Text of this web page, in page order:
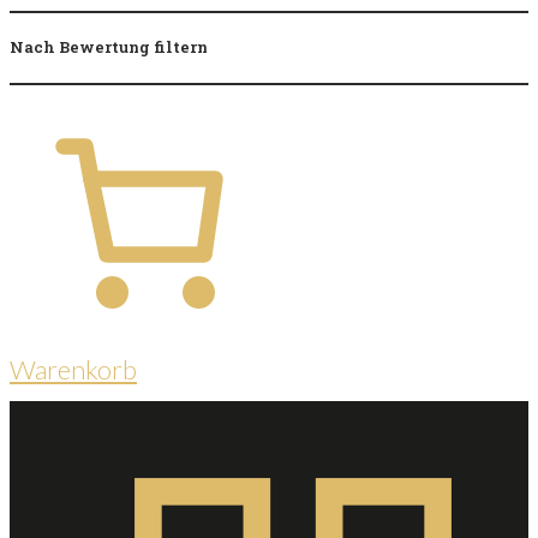
Nach Bewertung filtern
Warenkorb